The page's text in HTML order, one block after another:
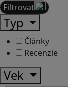
Filtrovať
Typ
Články
Recenzie
Vek